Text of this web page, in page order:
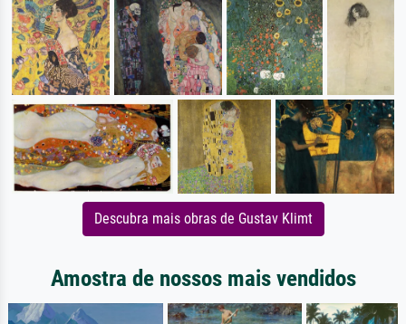
Descubra mais obras de Gustav Klimt
Amostra de nossos mais vendidos